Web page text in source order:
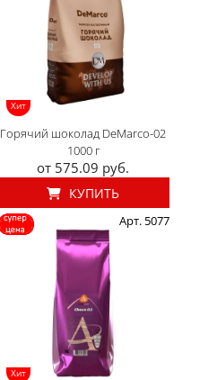
Хит
Горячий шоколад DeMarco-02
1000 г
от 575.09 руб.
КУПИТЬ
Хит
Арт. 5077